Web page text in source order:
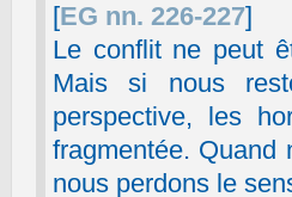
[EG nn. 226-227]
Le conflit ne peut
Mais si nous
perspective, les
fragmentée. Quand
nous perdons le